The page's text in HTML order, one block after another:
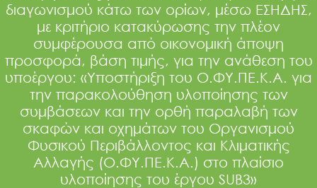
διαγωνισμού κάτω των ορίων, μέσω ΕΣΗΔΗΣ,
με κριτήριο κατακύρωσης την πλέον
συμφέρουσα από οικονομική άποψη
προσφορά, βάση τιμής, για την ανάθεση του
υποέργου: «Υποστήριξη του Ο.ΦΥ.ΠΕ.Κ.Α. για
την παρακολούθηση υλοποίησης των
συμβάσεων και την ορθή παραλαβή των
σκαφών και οχημάτων του Οργανισμού
Φυσικού Περιβάλλοντος και Κλιματικής
Αλλαγής (Ο.ΦΥ.ΠΕ.Κ.Α.) στο πλαίσιο
υλοποίησης του έργου SUB3»